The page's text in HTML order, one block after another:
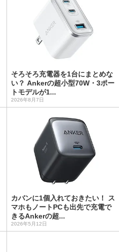
そろそろ充電器を1台にまとめな
い？ Ankerの超小型70W・3ポー
トモデルが1...
2026年8月7日
カバンに1個入れておきたい！ ス
マホもノートPCも出先で充電で
きるAnkerの超...
2026年5月12日